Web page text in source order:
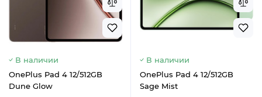
В наличии
OnePlus Pad 4 12/512GB
Dune Glow
В наличии
OnePlus Pad 4 12/512GB
Sage Mist